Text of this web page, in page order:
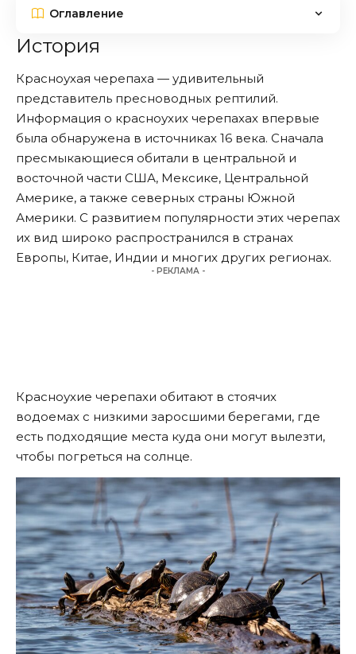
Оглавление
История
Красноухая черепаха — удивительный
представитель пресноводных рептилий.
Информация о красноухих черепахах впервые
была обнаружена в источниках 16 века. Сначала
пресмыкающиеся обитали в центральной и
восточной части США, Мексике, Центральной
Америке, а также северных страны Южной
Америки. С развитием популярности этих черепах
их вид широко распространился в странах
Европы, Китае, Индии и многих других регионах.
- РЕКЛАМА -
Красноухие черепахи обитают в стоячих
водоемах с низкими заросшими берегами, где
есть подходящие места куда они могут вылезти,
чтобы погреться на солнце.